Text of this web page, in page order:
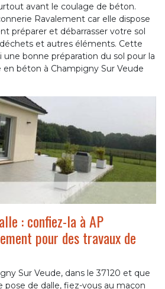
avant le coulage de béton.
Ravalement car elle dispose
préparer et débarrasser votre sol
et autres éléments. Cette
une bonne préparation du sol pour la
béton à Champigny Sur Veude
: confiez-la à AP
pour des travaux de
Sur Veude, dans le 37120 et que
pose de dalle, fiez-vous au maçon